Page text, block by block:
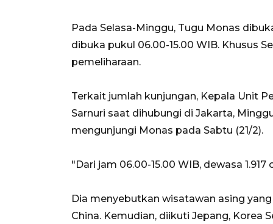
Pada Selasa-Minggu, Tugu Monas
dibuka pukul 06.00-15.00 WIB. Khusus
pemeliharaan.
Terkait jumlah kunjungan, Kepala Unit
Sarnuri saat dihubungi di Jakarta,
mengunjungi Monas pada Sabtu (21/2).
"Dari jam 06.00-15.00 WIB, dewasa
Dia menyebutkan wisatawan asing
China. Kemudian, diikuti Jepang, Korea